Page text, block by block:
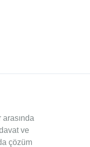
ve
çözüm